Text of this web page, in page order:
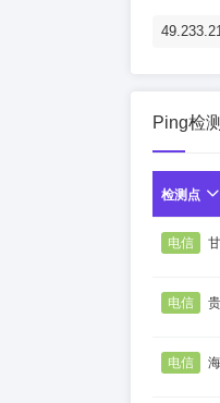
Ping检
检测点
电信
电信
电信